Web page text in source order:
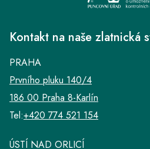
Kontakt na naše zlatnická
PRAHA
Prvního pluku 140/4
186 00 Praha 8-Karlín
Tel:+420 774 521 154
ÚSTÍ NAD ORLICÍ